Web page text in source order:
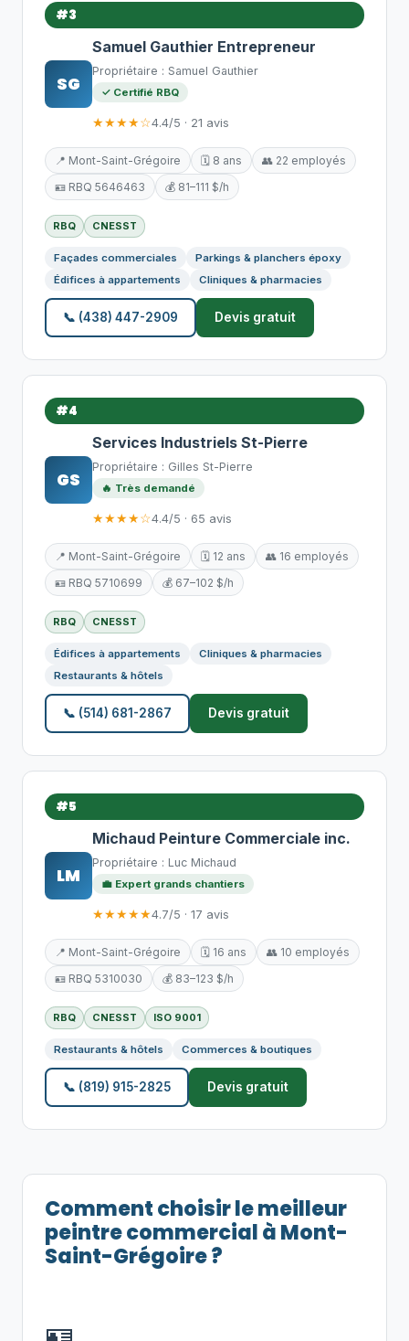
#3
SG
Samuel Gauthier Entrepreneur
Propriétaire : Samuel Gauthier
✓ Certifié RBQ
★★★★☆4.4/5 · 21 avis
📍 Mont-Saint-Grégoire 🗓️ 8 ans
👥 22 employés
🪪 RBQ 5646463
💰 81–111 $/h
RBQ CNESST
Façades commerciales
Parkings & planchers époxy
Édifices à appartements
Cliniques & pharmacies
📞 (438) 447-2909 Devis gratuit
#4
GS
Services Industriels St-Pierre
Propriétaire : Gilles St-Pierre
🔥 Très demandé
★★★★☆4.4/5 · 65 avis
📍 Mont-Saint-Grégoire 🗓️ 12 ans
👥 16 employés
🪪 RBQ 5710699
💰 67–102 $/h
RBQ CNESST
Édifices à appartements
Cliniques & pharmacies
Restaurants & hôtels
📞 (514) 681-2867 Devis gratuit
#5
LM
Michaud Peinture Commerciale inc.
Propriétaire : Luc Michaud
💼 Expert grands chantiers
★★★★★4.7/5 · 17 avis
📍 Mont-Saint-Grégoire 🗓️ 16 ans
👥 10 employés
🪪 RBQ 5310030
💰 83–123 $/h
RBQ CNESST ISO 9001
Restaurants & hôtels Commerces & boutiques
📞 (819) 915-2825 Devis gratuit
Comment choisir le meilleur
peintre commercial à Mont-
Saint-Grégoire ?